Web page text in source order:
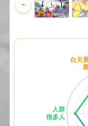
<